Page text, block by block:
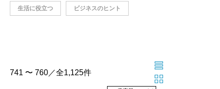
生活に役立つ ビジネスのヒント
741 〜 760／全1,125件